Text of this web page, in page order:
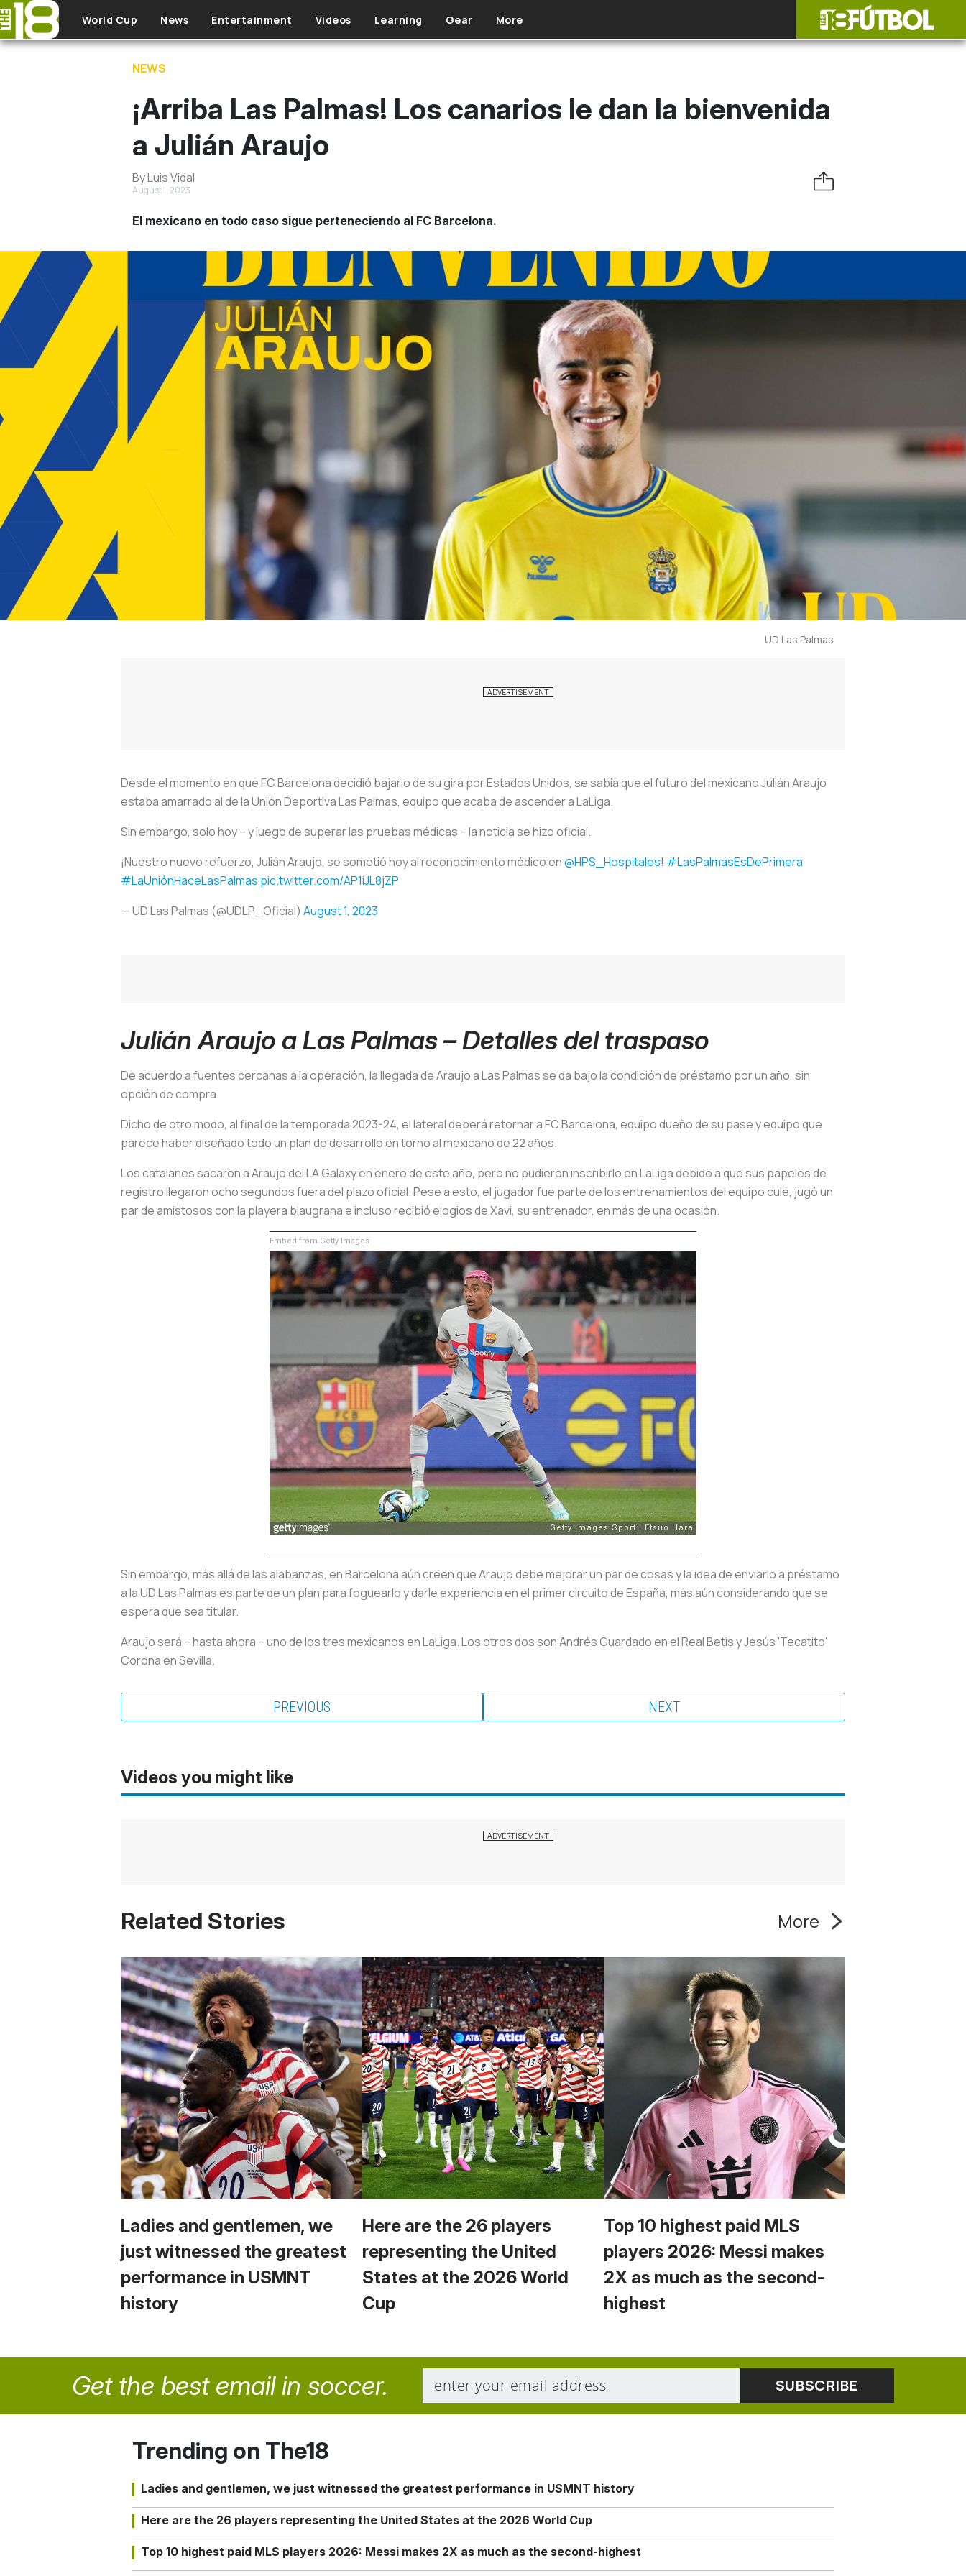
Skip to main content
World Cup News Entertainment Videos Learning Gear More
NEWS
¡Arriba Las Palmas! Los canarios le dan la bienvenida
a Julián Araujo
By Luis Vidal
August 1, 2023
El mexicano en todo caso sigue perteneciendo al FC Barcelona.
UD Las Palmas
Desde el momento en que FC Barcelona decidió bajarlo de su gira por Estados Unidos, se sabía que el futuro del mexicano Julián Araujo
estaba amarrado al de la Unión Deportiva Las Palmas, equipo que acaba de ascender a LaLiga.
Sin embargo, solo hoy – y luego de superar las pruebas médicas – la noticia se hizo oficial.
¡Nuestro nuevo refuerzo, Julián Araujo, se sometió hoy al reconocimiento médico en@HPS_Hospitales! #LasPalmasEsDePrimera
#LaUniónHaceLasPalmas pic.twitter.com/AP1iJL8jZP
— UD Las Palmas (@UDLP_Oficial) August 1, 2023
Julián Araujo a Las Palmas – Detalles del traspaso
De acuerdo a fuentes cercanas a la operación, la llegada de Araujo a Las Palmas se da bajo la condición de préstamo por un año, sin
opción de compra.
Dicho de otro modo, al final de la temporada 2023-24, el lateral deberá retornar a FC Barcelona, equipo dueño de su pase y equipo que
parece haber diseñado todo un plan de desarrollo en torno al mexicano de 22 años.
Los catalanes sacaron a Araujo del LA Galaxy en enero de este año, pero no pudieron inscribirlo en LaLiga debido a que sus papeles de
registro llegaron ocho segundos fuera del plazo oficial. Pese a esto, el jugador fue parte de los entrenamientos del equipo culé, jugó un
par de amistosos con la playera blaugrana e incluso recibió elogios de Xavi, su entrenador, en más de una ocasión.
Embed from Getty Images
Sin embargo, más allá de las alabanzas, en Barcelona aún creen que Araujo debe mejorar un par de cosas y la idea de enviarlo a préstamo
a la UD Las Palmas es parte de un plan para foguearlo y darle experiencia en el primer circuito de España, más aún considerando que se
espera que sea titular.
Araujo será – hasta ahora – uno de los tres mexicanos en LaLiga. Los otros dos son Andrés Guardado en el Real Betis y Jesús 'Tecatito'
Corona en Sevilla.
PREVIOUS NEXT
Videos you might like
Related Stories More
Ladies and gentlemen, we
just witnessed the greatest
performance in USMNT
history
Here are the 26 players
representing the United
States at the 2026 World
Cup
Top 10 highest paid MLS
players 2026: Messi makes
2X as much as the second-
highest
Get the best email in soccer.
Trending on The18
Ladies and gentlemen, we just witnessed the greatest performance in USMNT history
Here are the 26 players representing the United States at the 2026 World Cup
Top 10 highest paid MLS players 2026: Messi makes 2X as much as the second-highest